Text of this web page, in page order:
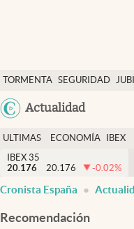
TORMENTA SEGURIDAD
Actualidad
Economía y finanzas
Política
Actualidad
Criptomonedas
España
ULTIMAS
NOTICIAS
ECONOMÍA
FINANZAS
IBEX
EURO
IBEX 35
20.176
20.176 -0.02%
Cronista España
Recomendación